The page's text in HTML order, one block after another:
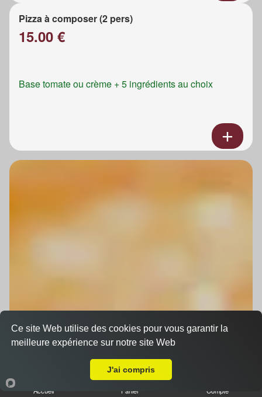
Pizza à composer (2 pers)
15.00 €
Base tomate ou crème + 5 ingrédients au choix
Accueil Panier Compte
Ce site Web utilise des cookies pour vous garantir la
meilleure expérience sur notre site Web
J'ai compris